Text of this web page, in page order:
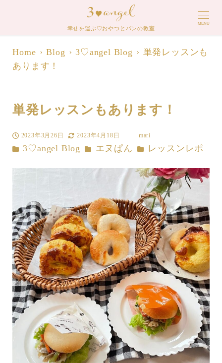
幸せを運ぶ♡おやつとパンの教室
MENU
Home Blog 3♡angel Blog
単発レッスンも
あります！
単発レッスンもあります！
投稿日
2023年3月26日
更新日
2023年4月18日
者
mari
カテゴリー
3♡angel Blog カテゴリー
エヌぱん カテゴリー
レッスンレポ